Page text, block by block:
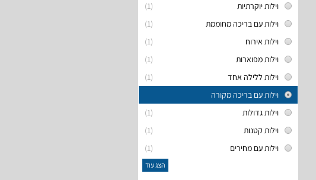
(1)
וילות יוקרתיות
(1)
וילות עם בריכה מחוממת
(1)
וילות אירוח
(1)
וילות מפוארות
(1)
וילות ללילה אחד
וילות עם בריכה מקורה
(1)
וילות גדולות
(1)
וילות קטנות
(1)
וילות עם מחירים
הצג עוד